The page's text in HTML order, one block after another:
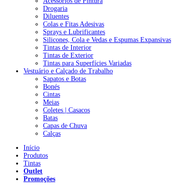
Drogaria
Diluentes
Colas e Fitas Adesivas
Sprays e Lubrificantes
Silicones, Cola e Vedas e Espumas Expansivas
Tintas de Interior
Tintas de Exterior
Tintas para Superfícies Variadas
Vestuário e Calçado de Trabalho
Sapatos e Botas
Bonés
Cintas
Meias
Coletes | Casacos
Batas
Capas de Chuva
Calças
Início
Produtos
Tintas
Outlet
Promoções